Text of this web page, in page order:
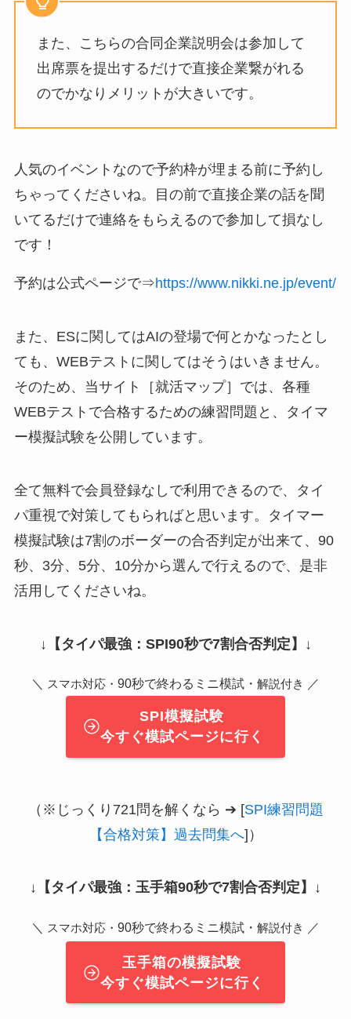
また、こちらの合同企業説明会は参加して
出席票を提出するだけで直接企業繋がれる
のでかなりメリットが大きいです。
人気のイベントなので予約枠が埋まる前に予約し
ちゃってくださいね。目の前で直接企業の話を聞
いてるだけで連絡をもらえるので参加して損なし
です！
予約は公式ページで⇒https://www.nikki.ne.jp/event/
また、ESに関してはAIの登場で何とかなったとし
ても、WEBテストに関してはそうはいきません。
そのため、当サイト［就活マップ］では、各種
WEBテストで合格するための練習問題と、タイマ
ー模擬試験を公開しています。
全て無料で会員登録なしで利用できるので、タイ
パ重視で対策してもらればと思います。タイマー
模擬試験は7割のボーダーの合否判定が出来て、90
秒、3分、5分、10分から選んで行えるので、是非
活用してくださいね。
↓ 【タイパ最強：SPI90秒で7割合否判定】 ↓
＼ スマホ対応・ 90秒で終わるミニ模試・ 解説付き ／
SPI模擬試験
今すぐ模試ページに行く
（※じっくり721問を解くなら ➔ [SPI練習問題
【合格対策】過去問集へ]）
↓ 【タイパ最強：玉手箱90秒で7割合否判定】 ↓
＼ スマホ対応・ 90秒で終わるミニ模試・ 解説付き ／
玉手箱の模擬試験
今すぐ模試ページに行く